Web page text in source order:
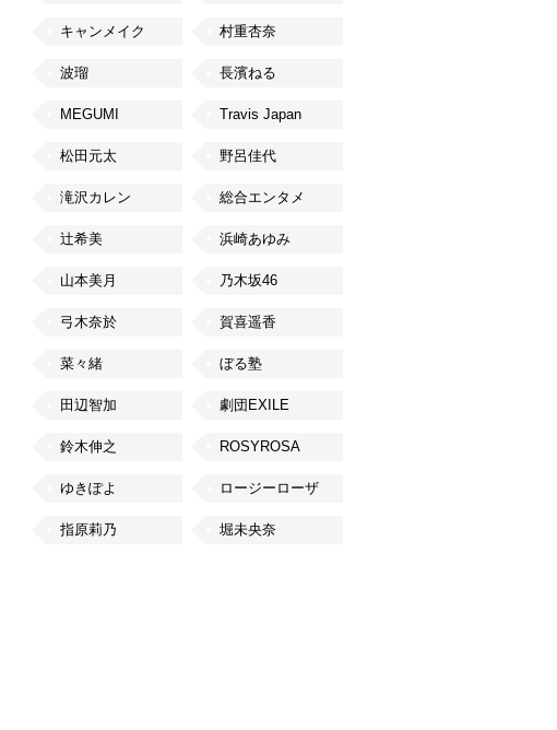
キャンメイク 村重杏奈
波瑠 長濱ねる
MEGUMI Travis Japan
松田元太 野呂佳代
滝沢カレン 総合エンタメ
辻希美 浜崎あゆみ
山本美月 乃木坂46
弓木奈於 賀喜遥香
菜々緒 ぼる塾
田辺智加 劇団EXILE
鈴木伸之 ROSYROSA
ゆきぽよ ロージーローザ
指原莉乃 堀未央奈